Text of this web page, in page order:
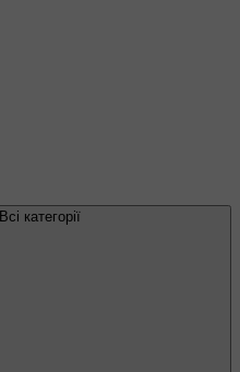
Всі категорії